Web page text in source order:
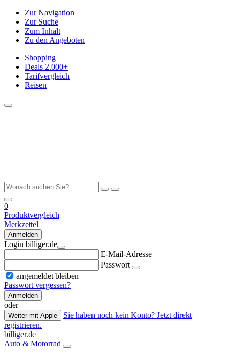
Zur Navigation
Zur Suche
Zum Inhalt
Zu den Angeboten
Shopping
Deals 2.000+
Tarifvergleich
Reisen
0
Produktvergleich
Merkzettel
Anmelden
Login billiger.de
E-Mail-Adresse
Passwort
angemeldet bleiben
Passwort vergessen?
Anmelden
oder
Weiter mit Apple
Sie haben noch kein Konto? Jetzt direkt
registrieren.
billiger.de
Auto & Motorrad